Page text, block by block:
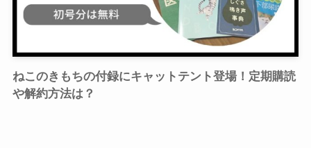
ねこのきもちの付録にキャットテント登場！定期購読
や解約方法は？